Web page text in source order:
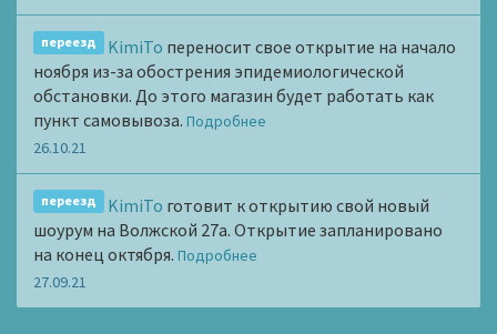
переезд KimiTo переносит свое открытие на начало
ноября из-за обострения эпидемиологической
обстановки. До этого магазин будет работать как
пункт самовывоза. Подробнее
26.10.21
переезд KimiTo готовит к открытию свой новый
шоурум на Волжской 27а. Открытие запланировано
на конец октября. Подробнее
27.09.21